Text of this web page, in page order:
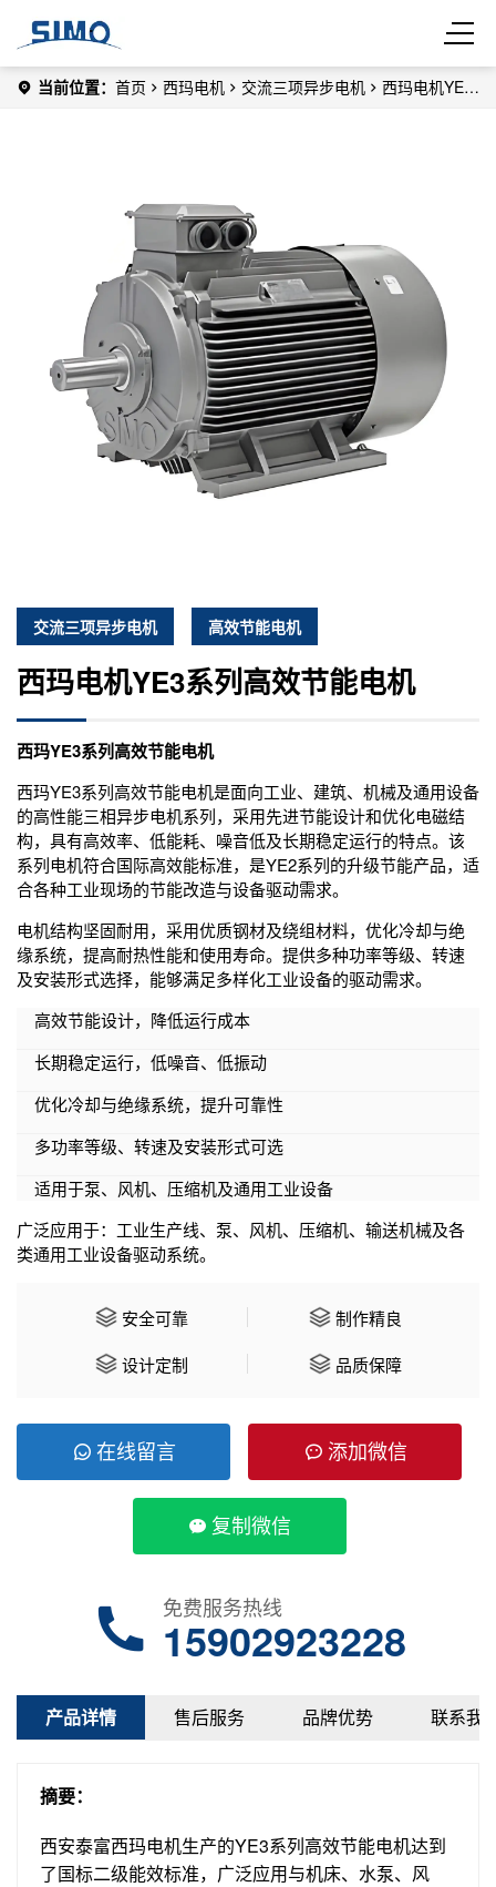
当前位置： 首页 西玛电机 交流三项异步电机
西玛电机YE3
交流三项异步电机 高效节能电机
西玛电机YE3系列高效节能电机
西玛YE3系列高效节能电机
西玛YE3系列高效节能电机是面向工业、建筑、机械及通用设备
的高性能三相异步电机系列，采用先进节能设计和优化电磁结
构，具有高效率、低能耗、噪音低及长期稳定运行的特点。该
系列电机符合国际高效能标准，是YE2系列的升级节能产品，适
合各种工业现场的节能改造与设备驱动需求。
电机结构坚固耐用，采用优质钢材及绕组材料，优化冷却与绝
缘系统，提高耐热性能和使用寿命。提供多种功率等级、转速
及安装形式选择，能够满足多样化工业设备的驱动需求。
高效节能设计，降低运行成本
长期稳定运行，低噪音、低振动
优化冷却与绝缘系统，提升可靠性
多功率等级、转速及安装形式可选
适用于泵、风机、压缩机及通用工业设备
广泛应用于：工业生产线、泵、风机、压缩机、输送机械及各
类通用工业设备驱动系统。
安全可靠
制作精良
设计定制
品质保障
在线留言 添加微信
复制微信
免费服务热线
15902923228
产品详情 售后服务 品牌优势 联系我
摘要：
西安泰富西玛电机生产的YE3系列高效节能电机达到
了国标二级能效标准，广泛应用与机床、水泵、风